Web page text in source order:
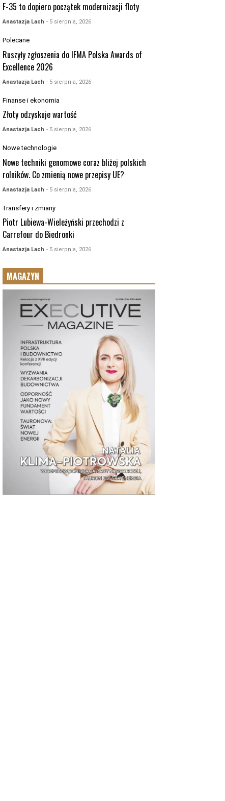
F-35 to dopiero początek modernizacji floty
Anastazja Lach - 5 sierpnia, 2026
Polecane
Ruszyły zgłoszenia do IFMA Polska Awards of
Excellence 2026
Anastazja Lach - 5 sierpnia, 2026
Finanse i ekonomia
Złoty odzyskuje wartość
Anastazja Lach - 5 sierpnia, 2026
Nowe technologie
Nowe techniki genomowe coraz bliżej polskich
rolników. Co zmienią nowe przepisy UE?
Anastazja Lach - 5 sierpnia, 2026
Transfery i zmiany
Piotr Lubiewa-Wieleżyński przechodzi z
Carrefour do Biedronki
Anastazja Lach - 5 sierpnia, 2026
MAGAZYN